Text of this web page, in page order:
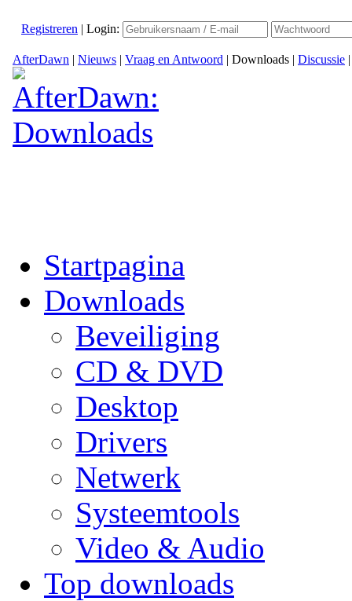
Registreren | Login:
AfterDawn | Nieuws | Vraag en Antwoord | Downloads | Discussie
Startpagina
Downloads
Beveiliging
CD & DVD
Desktop
Drivers
Netwerk
Systeemtools
Video & Audio
Top downloads